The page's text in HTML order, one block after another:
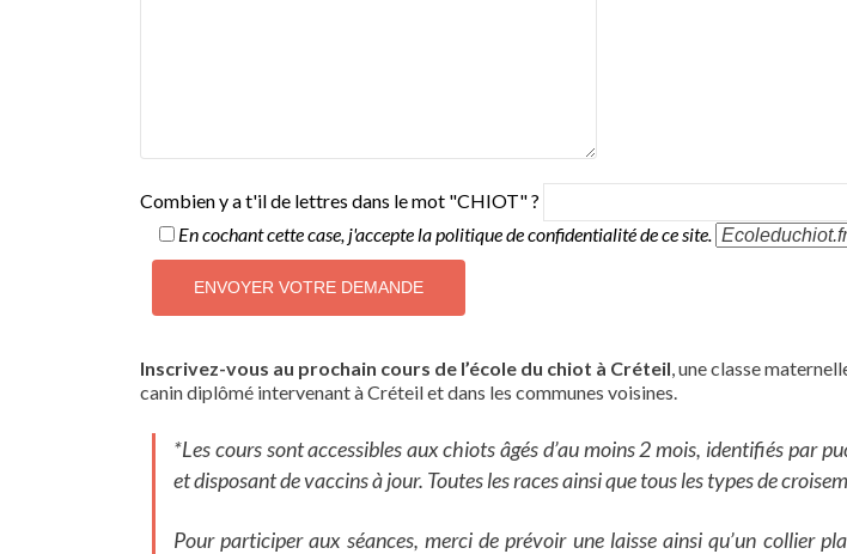
Combien y a t'il de lettres dans le mot "CHIOT" ?
En cochant cette case, j'accepte la politique de confidentialité de ce site.
Inscrivez-vous au prochain cours de l’école du chiot à Créteil, une classe
canin diplômé intervenant à Créteil et dans les communes voisines.
*Les cours sont accessibles aux chiots âgés d’au moins 2 mois, identifiés par
et disposant de vaccins à jour. Toutes les races ainsi que tous les types de
Pour participer aux séances, merci de prévoir une laisse ainsi qu’un collier